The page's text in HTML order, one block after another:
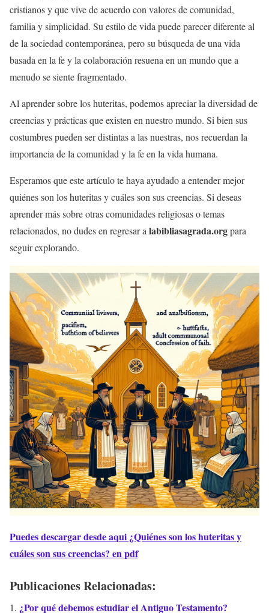
cristianos y que vive de acuerdo con valores de comunidad,
familia y simplicidad. Su estilo de vida puede parecer diferente al
de la sociedad contemporánea, pero su búsqueda de una vida
basada en la fe y la colaboración resuena en un mundo que a
menudo se siente fragmentado.
Al aprender sobre los huteritas, podemos apreciar la diversidad de
creencias y prácticas que existen en nuestro mundo. Si bien sus
costumbres pueden ser distintas a las nuestras, nos recuerdan la
importancia de la comunidad y la fe en la vida humana.
Esperamos que este artículo te haya ayudado a entender mejor
quiénes son los huteritas y cuáles son sus creencias. Si deseas
aprender más sobre otras comunidades religiosas o temas
relacionados, no dudes en regresar a labibliasagrada.orgpara
seguir explorando.
Puedes descargar desde aqui ¿Quiénes son los huteritas y
cuáles son sus creencias? en pdf
Publicaciones Relacionadas:
¿Por qué debemos estudiar el Antiguo Testamento?